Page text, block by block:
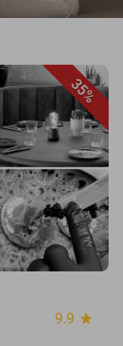
35%
9.9 star